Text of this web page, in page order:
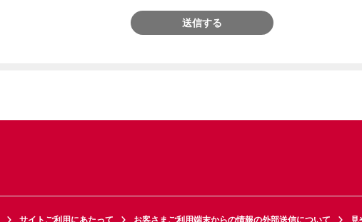
送信する
サイトご利用にあたって お客さまご利用端末からの情報の外部送信について 見